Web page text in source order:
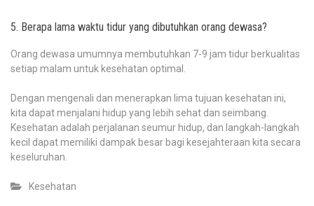
5. Berapa lama waktu tidur yang dibutuhkan orang dewasa?
Orang dewasa umumnya membutuhkan 7-9 jam tidur berkualitas
setiap malam untuk kesehatan optimal.
Dengan mengenali dan menerapkan lima tujuan kesehatan ini,
kita dapat menjalani hidup yang lebih sehat dan seimbang.
Kesehatan adalah perjalanan seumur hidup, dan langkah-langkah
kecil dapat memiliki dampak besar bagi kesejahteraan kita secara
keseluruhan.
Kesehatan